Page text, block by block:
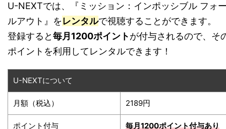
U-NEXTでは、『ミッション：インポッシブル フォ
ルアウト』をレンタルで視聴することができます。
登録すると毎月1200ポイントが付与されるので、そ
ポイントを利用してレンタルできます！
U-NEXTについて
月額（税込） 2189円
ポイント付与 毎月1200ポイント付与あり